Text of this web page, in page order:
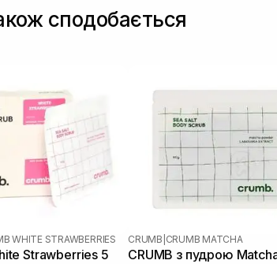
сподобається
WHITE STRAWBERRIES
Strawberries 5
CRUMB CRUMB MATCHA
CRUMB з пудрою